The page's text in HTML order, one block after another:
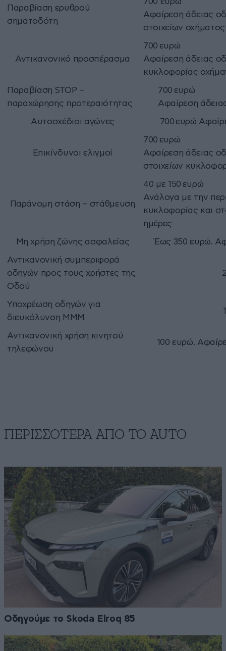
Παραβίαση ερυθρού
σηματοδότη
Αφαίρεση άδειας
στοιχείων
Αντικανονικό προσπέρασμα
700 ευρώ
Αφαίρεση άδειας
κυκλοφορίας
Παραβίαση STOP –
παραχώρησης προτεραιότητας
700 ευρώ
Αφαίρεση
Αυτοσχέδιοι αγώνες 700 ευρώ
Επικίνδυνοι ελιγμοί
700 ευρώ
Αφαίρεση άδειας
στοιχείων
Παράνομη στάση – στάθμευση
40 με 150 ευρώ
Ανάλογα με την
κυκλοφορίας και
ημέρες
Μη χρήση ζώνης ασφαλείας Έως 350 ευρώ.
Αντικανονική συμπεριφoρά
οδηγών προς τους χρήστες της
Οδού
Υποχρέωση οδηγών για
διευκόλυνση ΜΜΜ
Αντικανονική χρήση κινητού
τηλεφώνου
100 ευρώ.
ΠΕΡΙΣΣΟΤΕΡΑ ΑΠΟ ΤΟ AUTO
Οδηγούμε το Skoda Elroq 85